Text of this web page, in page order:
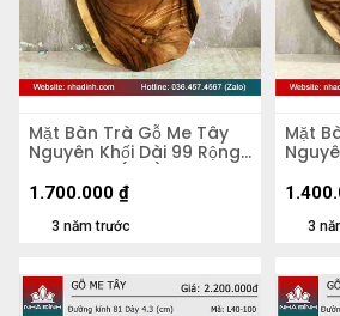
Mặt Bàn Trà Gỗ Me Tây
Nguyên Khối Dài 99 Rộng
51 Dày 5,2 (cm)
3 năm trước
1.700.000 ₫
Mặt
70
3